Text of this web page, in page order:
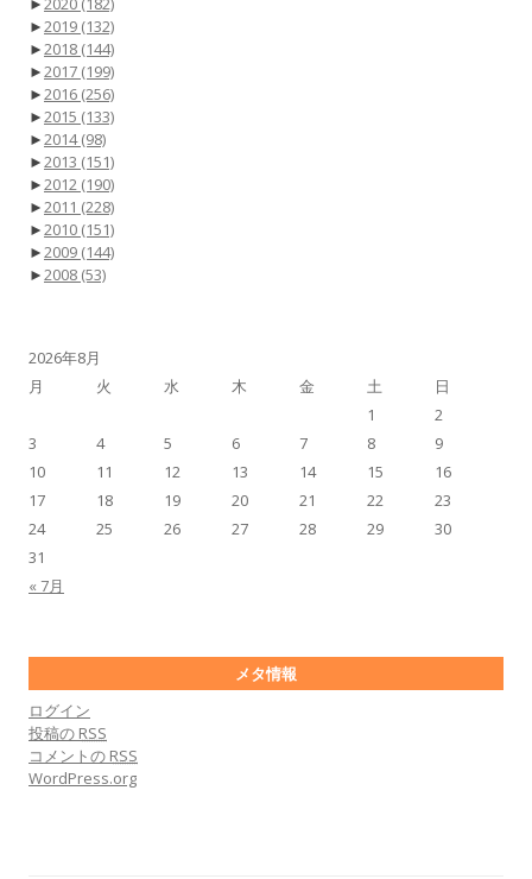
►2019 (132)
►2018 (144)
►2017 (199)
►2016 (256)
►2015 (133)
►2014(98)
►2013 (151)
►2012 (190)
►2011 (228)
►2010 (151)
►2009 (144)
►2008 (53)
2026年8月
月
火 水 木 金 土 日
« 7月
1
2
3
4 5 6 7 8
9
10
11 12 13 14 15
16
17
18 19 20 21 22
23
24
25 26 27 28 29
30
31
メタ情報
ログイン
投稿の RSS
コメントの RSS
WordPress.org